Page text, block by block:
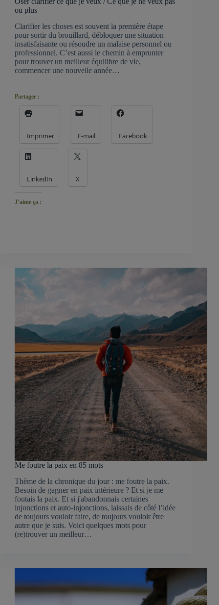
ou plus
Clarifier les choses est souvent la première étape
pour sortir du brouillard, débloquer une situation
insatisfaisante ou résoudre un malaise personnel ou
professionnel. C’est aussi le chemin à emprunter
pour trouver un meilleur équilibre de vie,
commencer une nouvelle année…
Partager :
Imprimer E-mail Facebook
LinkedIn X
J’aime ça :
Me foutre la paix en 85 mots
Thème de la chronique du jour : me foutre la paix.
Besoin de gagner en paix intérieure ? Et si je me
foutais la paix. Et si j'abandonnais certaines
injonctions et auto-injonctions, laissais de côté l’idée
de toujours vouloir faire, de toujours vouloir être
autre que je suis. Voici quelques mots pour
(re)trouver un meilleur…